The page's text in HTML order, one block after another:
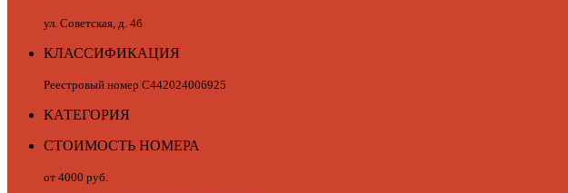
ул. Советская, д. 4б
КЛАССИФИКАЦИЯ
Реестровый номер С442024006925
КАТЕГОРИЯ
СТОИМОСТЬ НОМЕРА
от 4000 руб.